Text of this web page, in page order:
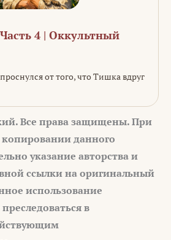
4 | Оккультный
от того, что Тишка вдруг
Все права защищены. При
копировании данного
указание авторства и
ссылки на оригинальный
использование
в